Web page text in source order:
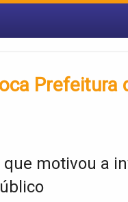
Prefeitura
que motivou a